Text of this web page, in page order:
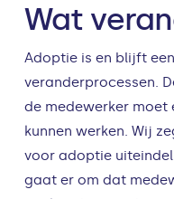
Wat
Adoptie is en blijft
veranderprocessen.
de medewerker moet
kunnen werken. Wij
voor adoptie
gaat er om dat